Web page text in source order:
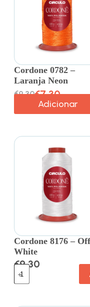
Cordone 0782 –
Laranja Neon
€9.30€7.30
Adicionar
Cordone 8176 –
White
€9.30